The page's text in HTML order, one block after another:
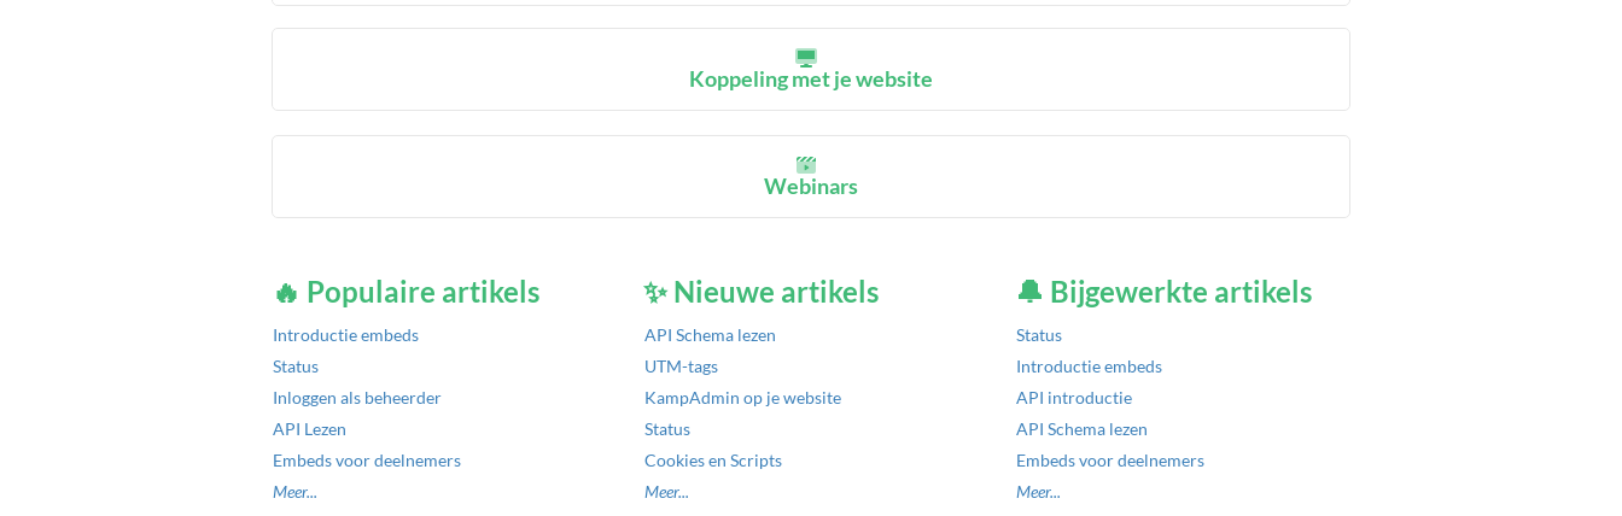
Koppeling met je website
Webinars
🔥 Populaire artikels
Introductie embeds
Status
Inloggen als beheerder
API Lezen
Embeds voor deelnemers
Meer...
✨ Nieuwe artikels
API Schema lezen
UTM-tags
KampAdmin op je website
Status
Cookies en Scripts
Meer...
🔔 Bijgewerkte artikels
Status
Introductie embeds
API introductie
API Schema lezen
Embeds voor deelnemers
Meer...